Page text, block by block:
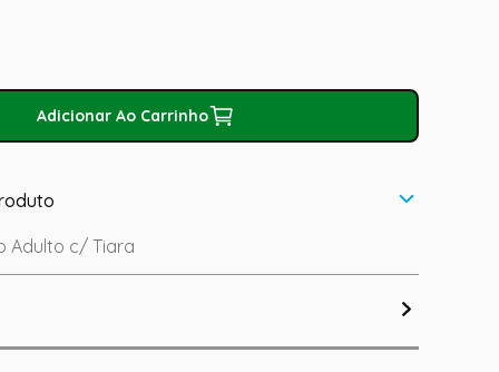
Adicionar Ao Carrinho
Adulto c/ Tiara